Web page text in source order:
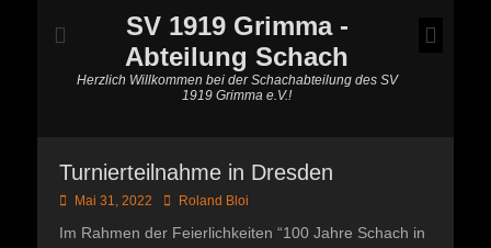
SV 1919 Grimma -
Abteilung Schach
Herzlich Willkommen bei der Schachabteilung des SV
1919 Grimma e.V.!
Turnierteilnahme in Dresden
PostedMai 31, 2022 AutorRoland Bloi
Im Rahmen der Feierlichkeiten “100 Jahre Schach in